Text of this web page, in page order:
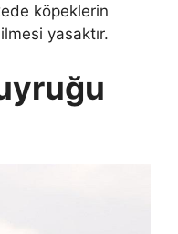
köpeklerin
yasaktır.